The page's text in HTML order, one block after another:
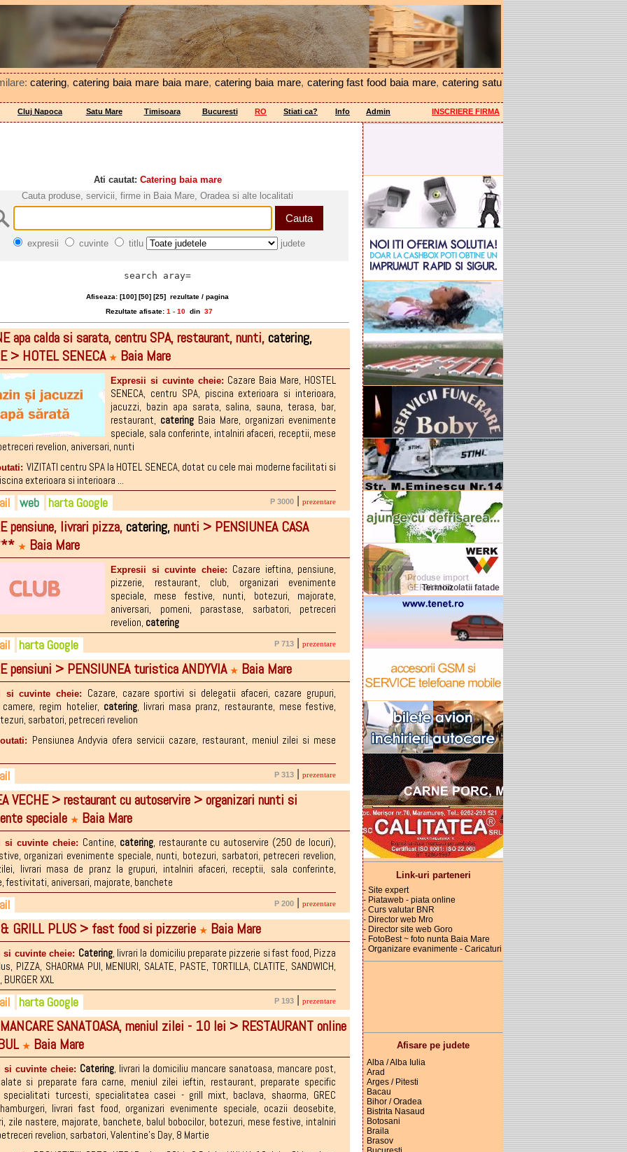
catering,catering baia mare baia mare, catering baia mare, catering fast food baia mare,catering satu
Cluj Napoca Satu Mare Timisoara Bucuresti RO Stiati ca? Info Admin INSCRIERE FIRMA
Ati cautat: Catering baia mare
Cauta produse, servicii, firme in Baia Mare, Oradea si alte localitati
expresii cuvinte titlu judete
search aray=
Afiseaza: [100] [50] [25] rezultate / pagina
Rezultate afisate: 1 - 10 din 37
apa calda si sarata, centru SPA, restaurant, nunti,catering,
> HOTEL SENECA ★ Baia Mare
Expresii si cuvinte cheie: Cazare Baia Mare, HOSTEL
SENECA, centru SPA, piscina exterioara si interioara,
jacuzzi, bazin apa sarata, salina, sauna,terasa, bar,
restaurant, catering Baia Mare, organizari evenimente
speciale, sala conferinte, intalniri afaceri, receptii, mese
revelion, aniversari, nunti
VIZITATI centru SPA la HOTEL SENECA, dotat cu cele mai moderne facilitati si
exterioara si interioara ...
- 0262-250.431
110.118
- 0724-288.633
- 0724-288.639
web
facebook.com/pages/...
Seneca-Playground-387122141706...
harta Google P 3000 prezentare
pensiune, livrari pizza,catering,nunti > PENSIUNEA CASA
★ Baia Mare
Expresii si cuvinte cheie: Cazare ieftina, pensiune,
pizzerie, restaurant, club, organizari evenimente
speciale, mese festive, nunti, botezuri, majorate,
aniversari, pomeni, parastase, sarbatori, petreceri
revelion, catering
212.338
544.794
harta Google P 713 prezentare
pensiuni > PENSIUNEA turistica ANDYVIA ★ Baia Mare
si cuvinte cheie: Cazare, cazare sportivi si delegatii afaceri, cazare grupuri,
, regim hotelier, catering, livrari masa pranz, restaurante, mese festive,
, sarbatori, petreceri revelion
Pensiunea Andyvia ofera servicii cazare, restaurant, meniul zilei si mese
601.731
190.643
529.635
P 313 prezentare
VECHE > restaurant cu autoservire > organizari nunti si
speciale ★ Baia Mare
si cuvinte cheie: Cantine, catering, restaurante cu autoservire (250 de locuri),
, organizari evenimente speciale, nunti, botezuri, sarbatori, petreceri revelion,
, livrari masa de pranz la grupuri, intalniri afaceri, receptii, sala conferinte,
,festivitati, aniversari, majorate, banchete
221.108
563.067
084.067
P 200 prezentare
GRILL PLUS > fast food si pizzerie ★ Baia Mare
si cuvinte cheie: Catering, livrari la domiciliu preparate pizzerie si fast food, Pizza
, PIZZA, SHAORMA PUI, MENIURI, SALATE, PASTE, TORTILLA, CLATITE, SANDWICH,
, BURGER XXL
250049
harta Google P 193 prezentare
SANATOASA, meniul zilei - 10 lei > RESTAURANT online
★ Baia Mare
si cuvinte cheie: Catering, livrari la domiciliu mancare sanatoasa, mancare post,
si preparate fara carne, meniul zilei ieftin, restaurant, preparate specific
specialitati turcesti, specialitatea casei - grill mixt, baclava, shaorma, GREC
hamburgeri, livrari fast food, organizari evenimente speciale, ocazii deosebite,
, zile nastere, majorate, banchete, balul bobocilor, botezuri, mese festive, intalniri
revelion, sarbatori, Valentine's Day, 8 Martie
Link-uri parteneri
- Site expert
- Piataweb - piata online
- Curs valutar BNR
- Director web Mro
- Director site web Goro
- FotoBest ~ foto nunta Baia Mare
- Organizare evanimente - Caricaturi
Afisare pe judete
Alba / Alba Iulia
Arad
Arges / Pitesti
Bacau
Bihor / Oradea
Bistrita Nasaud
Botosani
Braila
Brasov